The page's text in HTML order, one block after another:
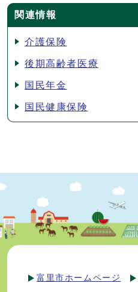
関連情報
介護保険
後期高齢者医療
国民年金
国民健康保険
富里市ホームページ